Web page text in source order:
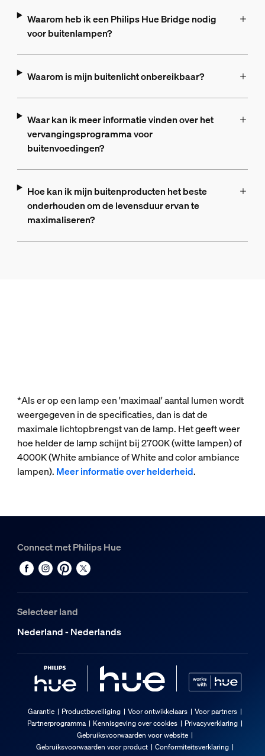
Waarom heb ik een Philips Hue Bridge nodig
voor buitenlampen?
Waarom is mijn buitenlicht onbereikbaar?
Waar kan ik meer informatie vinden over het
vervangingsprogramma voor
buitenvoedingen?
Hoe kan ik mijn buitenproducten het beste
onderhouden om de levensduur ervan te
maximaliseren?
*Als er op een lamp een 'maximaal' aantal lumen wordt
weergegeven in de specificaties, dan is dat de
maximale lichtopbrengst van de lamp. Het geeft weer
hoe helder de lamp schijnt bij 2700K (witte lampen) of
4000K (White ambiance of White and color ambiance
lampen). Meer informatie over helderheid.
Connect met Philips Hue
Selecteer land
Nederland - Nederlands
Garantie Productbeveiliging Voor ontwikkelaars
Voor partners
Partnerprogramma
Kennisgeving over cookies
Privacyverklaring
Gebruiksvoorwaarden voor website
Gebruiksvoorwaarden voor product
Conformiteitsverklaring